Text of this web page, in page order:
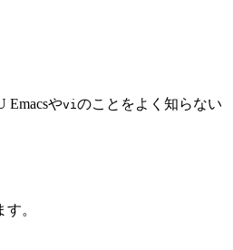
Emacsやviのことをよく知らない
。